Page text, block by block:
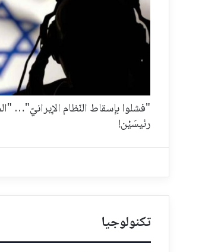
"فشلوا بإسقاط النّظام الإيرانيّ"…
رئيسَيْن!
تكنولوجيا